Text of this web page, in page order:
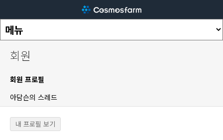
회원
회원 프로필
아담슨의 스레드
내 프로필 보기